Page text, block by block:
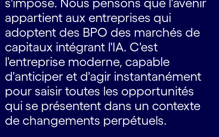
appartient aux entreprises qui
adoptent des BPO des marchés de
capitaux intégrant l'IA. C'est
l'entreprise moderne, capable
d'anticiper et d'agir instantanément
pour saisir toutes les opportunités
qui se présentent dans un contexte
de changements perpétuels.